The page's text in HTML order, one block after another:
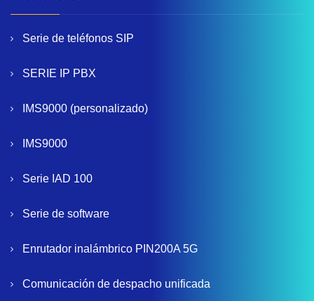
Serie de teléfonos SIP
SERIE IP PBX
IMS9000 (personalizado)
IMS9000
Serie IAD 100
Serie de software
Enrutador inalámbrico PIN200A 5G
Comunicación de despacho unificada